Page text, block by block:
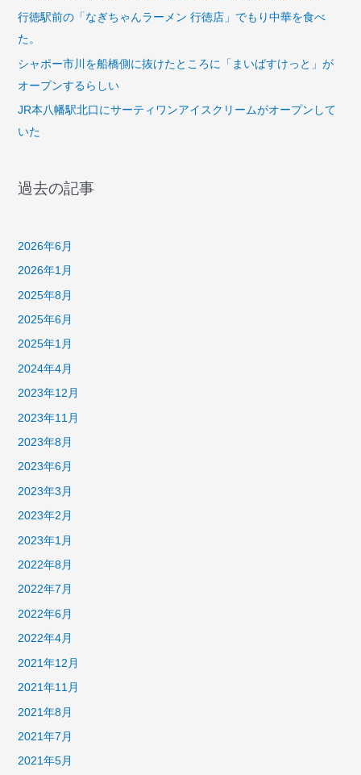
行徳駅前の「なぎちゃんラーメン 行徳店」でもり中華を食べ
た。
シャポー市川を船橋側に抜けたところに「まいばすけっと」が
オープンするらしい
JR本八幡駅北口にサーティワンアイスクリームがオープンして
いた
過去の記事
2026年6月
2026年1月
2025年8月
2025年6月
2025年1月
2024年4月
2023年12月
2023年11月
2023年8月
2023年6月
2023年3月
2023年2月
2023年1月
2022年8月
2022年7月
2022年6月
2022年4月
2021年12月
2021年11月
2021年8月
2021年7月
2021年5月